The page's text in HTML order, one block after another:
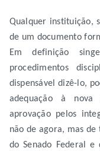
Qualquer instituição,
de um documento
Em definição
procedimentos
dispensável dizê-lo,
adequação à
aprovação pelos
não de agora, mas
do Senado Federal e